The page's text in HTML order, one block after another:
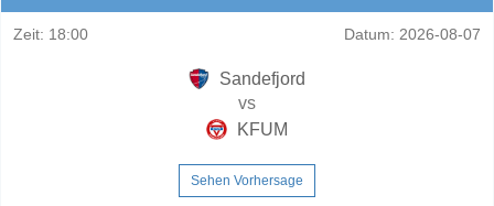
Zeit: 18:00 Datum: 2026-08-07
Sandefjord
vs
KFUM
Sehen Vorhersage